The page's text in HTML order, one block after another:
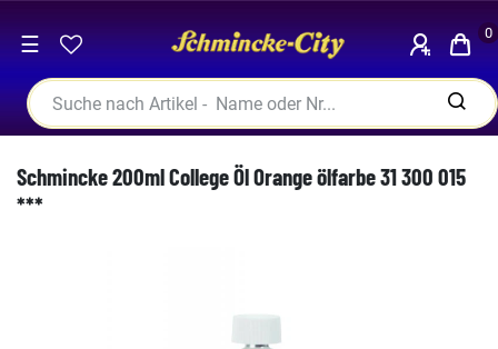
☰ 0
Schmincke 200ml College Öl Orange ölfarbe 31 300 015
***